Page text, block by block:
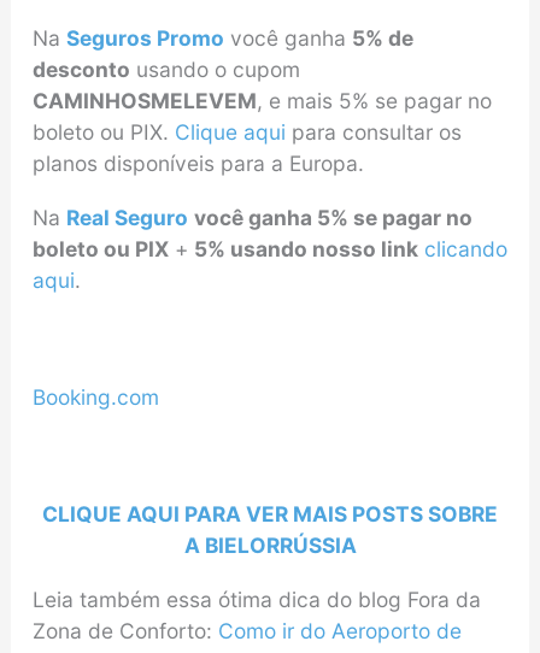
Na Seguros Promo você ganha 5% de
desconto usando o cupom
CAMINHOSMELEVEM, e mais 5% se pagar no
boleto ou PIX. Clique aqui para consultar os
planos disponíveis para a Europa.
Na Real Seguro você ganha 5% se pagar no
boleto ou PIX+ 5% usando nosso link clicando
aqui.
Booking.com
CLIQUE AQUI PARA VER MAIS POSTS SOBRE
A BIELORRÚSSIA
Leia também essa ótima dica do blog Fora da
Zona de Conforto: Como ir do Aeroporto de